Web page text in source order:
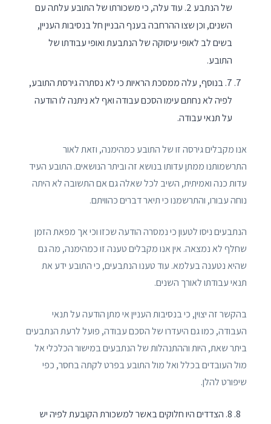
של הנתבע 2. עוד עלה, כי משכורתו של התובע עלתה עם
השנים, וכן שצו ההרחבה בענף הבניין חל בנסיבות העניין,
בשים לב לאופי עיסוקה של הנתבעת ואופי עבודתו של
התובע.
7. בנוסף, עלה ממסכת הראיות כי לא נסתרה גירסת התובע,
לפיה לא נחתם עימו הסכם עבודה ואף לא ניתנה לו הודעה
על תנאי עבודה.
אנו מקבלים גירסה זו של התובע כמהימנה, וזאת לאור
התרשמותנו ממתן עדותו בנושא זה וביתר הנושאים. התובע העיד
עדות כנה ואמיתית, השיב לכל שאלה גם אם התשובה לא היתה
נוחה עבורו, והתרשמנו כי תיאר דברים כהוויתם.
הנתבעים ניסו לטעון כי נמסרה הודעה שכזו וכי אך מפאת הזמן
שחלף לא נמצאה. אין אנו מקבלים טענה זו כמהימנה, מה גם
שהיא נטענה בעלמא. עוד טענו הנתבעים, כי התובע ידע את
תנאי עבודתו לאורך השנים.
בהקשר זה יצוין, כי בנסיבות העניין אי מתן הודעה על תנאי
העבודה, כמו גם היעדרו של הסכם עבודה, פועל לרעת הנתבעים
ביתר שאת, היות וההתנהלות של הנתבעים במישור הכלכלי אל
מול העובדים בכלל ואל מול התובע בפרט לקתה בחסר, כפי
שיפורט להלן.
8. הצדדים היו חלוקים באשר למשכורת הקובעת לפיה יש